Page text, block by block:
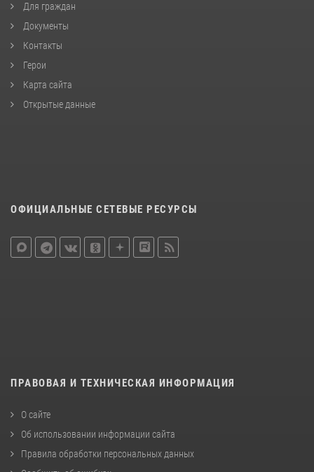
Для граждан
Документы
Контакты
Герои
Карта сайта
Открытые данные
ОФИЦИАЛЬНЫЕ СЕТЕВЫЕ РЕСУРСЫ
ПРАВОВАЯ И ТЕХНИЧЕСКАЯ ИНФОРМАЦИЯ
О сайте
Об использовании информации сайта
Правила обработки персональных данных